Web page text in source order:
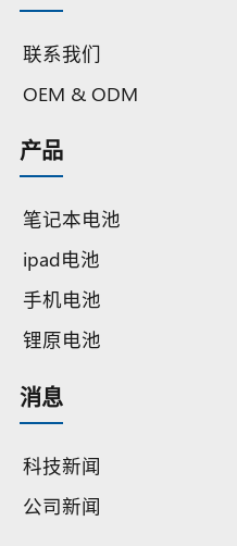
联系我们
OEM & ODM
产品
笔记本电池
ipad电池
手机电池
锂原电池
消息
科技新闻
公司新闻